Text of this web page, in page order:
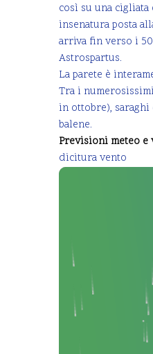
così su una
insenatura posta
arriva fin verso i
Astrospartus.
La parete è
Tra i
in ottobre),
balene.
Previsioni meteo e
dicitura vento